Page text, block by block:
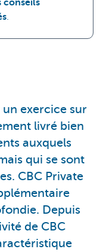
conseils
.
exercice sur
livré bien
auxquels
qui se sont
CBC Private
Depuis
de CBC